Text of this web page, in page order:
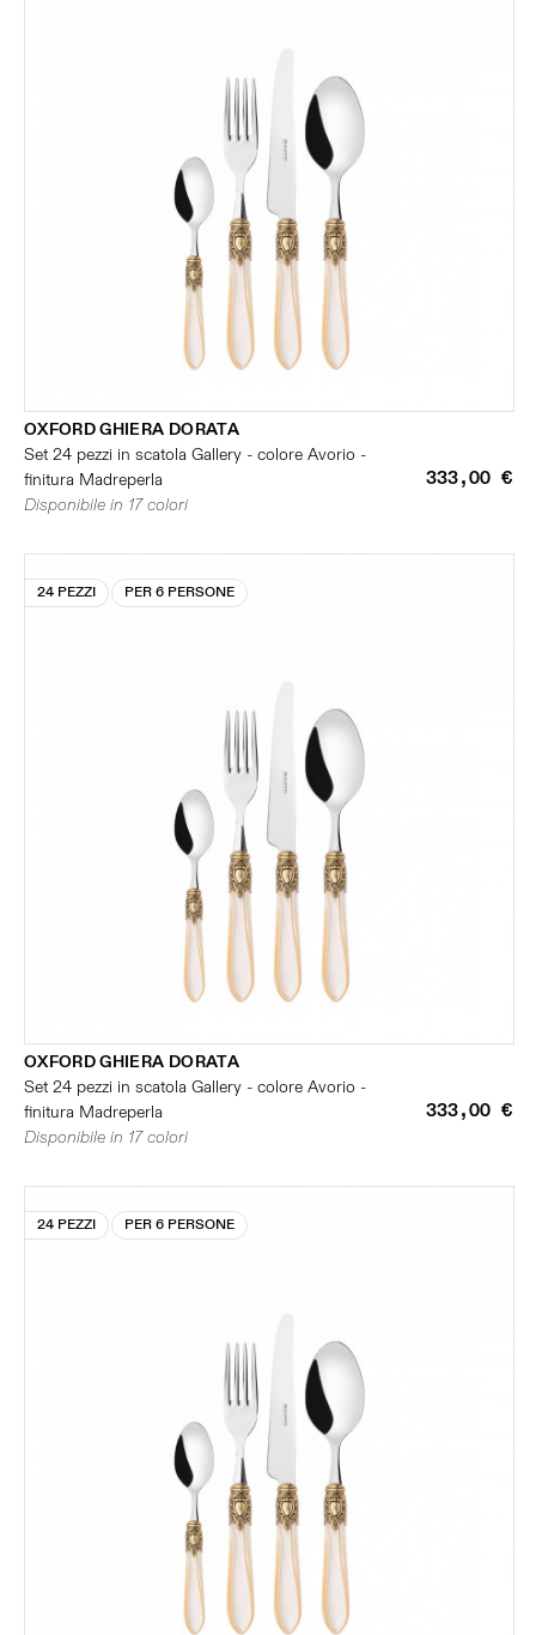
OXFORD GHIERA DORATA
Set 24 pezzi in scatola Gallery - colore Avorio -
finitura Madreperla
333,00 €
Disponibile in 17 colori
24 PEZZI PER 6 PERSONE
OXFORD GHIERA DORATA
Set 24 pezzi in scatola Gallery - colore Avorio -
finitura Madreperla
333,00 €
Disponibile in 17 colori
24 PEZZI PER 6 PERSONE